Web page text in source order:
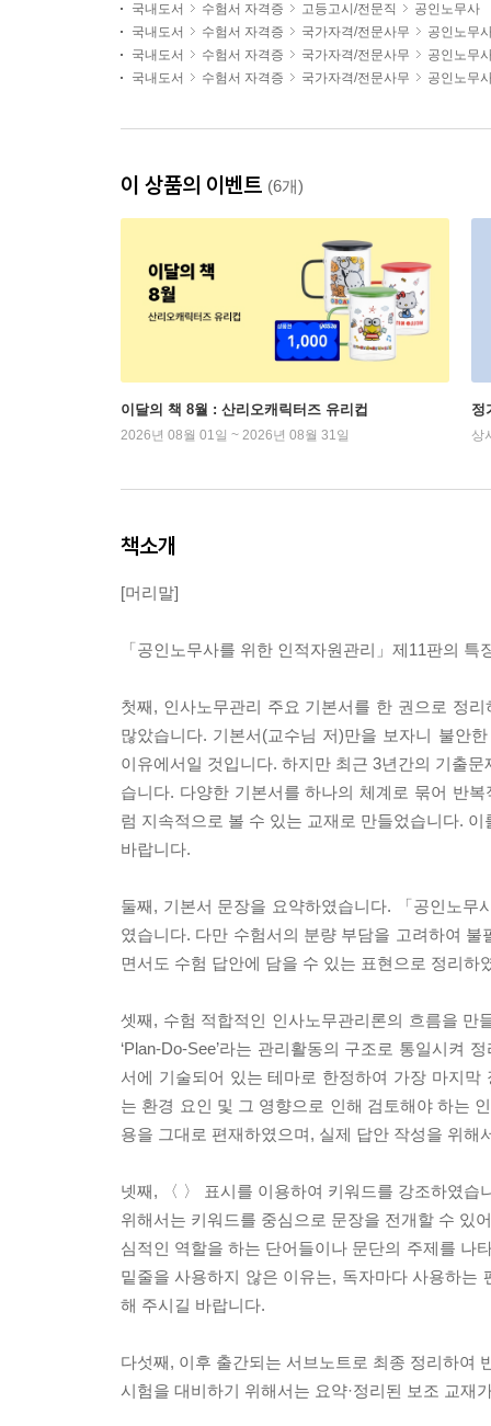
국내도서
수험서 자격증 고등고시/전문직
공인노무사
국내도서
수험서 자격증 국가자격/전문사무
공인노무
국내도서
수험서 자격증 국가자격/전문사무
공인노무
국내도서
수험서 자격증 국가자격/전문사무 공인노무
이 상품의 이벤트 (6개)
이달의 책 8월 : 산리오캐릭터즈 유리컵
2026년 08월 01일 ~ 2026년 08월 31일
정
상
책소개
[머리말]
「공인노무사를 위한 인적자원관리」제11판의 특
첫째, 인사노무관리 주요 기본서를 한 권으로 정
많았습니다. 기본서(교수님 저)만을 보자니 불안
이유에서일 것입니다. 하지만 최근 3년간의 기출
습니다. 다양한 기본서를 하나의 체계로 묶어 반
럼 지속적으로 볼 수 있는 교재로 만들었습니다.
바랍니다.
둘째, 기본서 문장을 요약하였습니다. 「공인노
였습니다. 다만 수험서의 분량 부담을 고려하여
면서도 수험 답안에 담을 수 있는 표현으로 정리하
셋째, 수험 적합적인 인사노무관리론의 흐름을 만
‘Plan-Do-See’라는 관리활동의 구조로 통일시켜
서에 기술되어 있는 테마로 한정하여 가장 마지
는 환경 요인 및 그 영향으로 인해 검토해야 하는
용을 그대로 편재하였으며, 실제 답안 작성을 위해
넷째, 〈 〉 표시를 이용하여 키워드를 강조하였
위해서는 키워드를 중심으로 문장을 전개할 수 있
심적인 역할을 하는 단어들이나 문단의 주제를 나
밑줄을 사용하지 않은 이유는, 독자마다 사용하는
해 주시길 바랍니다.
다섯째, 이후 출간되는 서브노트로 최종 정리하여
시험을 대비하기 위해서는 요약·정리된 보조 교재